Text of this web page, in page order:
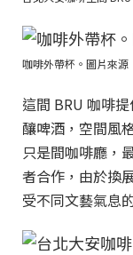
咖啡外帶杯。圖片來源
這間 BRU 咖啡
釀啤酒，空間風
只是間咖啡廳，
者合作，由於換
受不同文藝氣息